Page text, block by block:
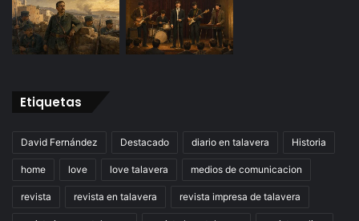
Etiquetas
David Fernández Destacado diario en talavera Historia
home love love talavera medios de comunicacion
revista revista en talavera revista impresa de talavera